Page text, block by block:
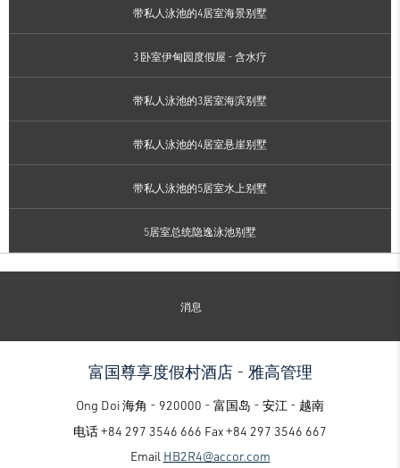
带私人泳池的4居室海景别墅
3 卧室伊甸园度假屋 - 含水疗
带私人泳池的3居室海滨别墅
带私人泳池的4居室悬崖别墅
带私人泳池的5居室水上别墅
5居室总统隐逸泳池别墅
消息
富国尊享度假村酒店 - 雅高管理
Ong Doi 海角 - 920000 - 富国岛 - 安江 - 越南
电话+84 297 3546 666 Fax+84 297 3546 667
Email HB2R4@accor.com